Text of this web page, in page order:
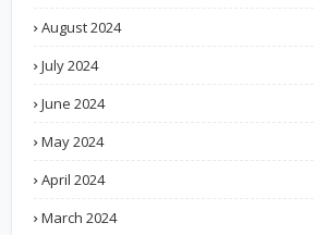
August 2024
July 2024
June 2024
May 2024
April 2024
March 2024